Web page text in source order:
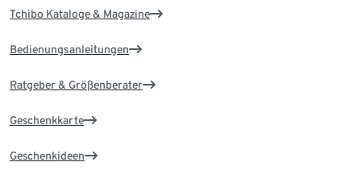
Tchibo Kataloge & Magazine
Bedienungsanleitungen
Ratgeber & Größenberater
Geschenkkarte
Geschenkideen